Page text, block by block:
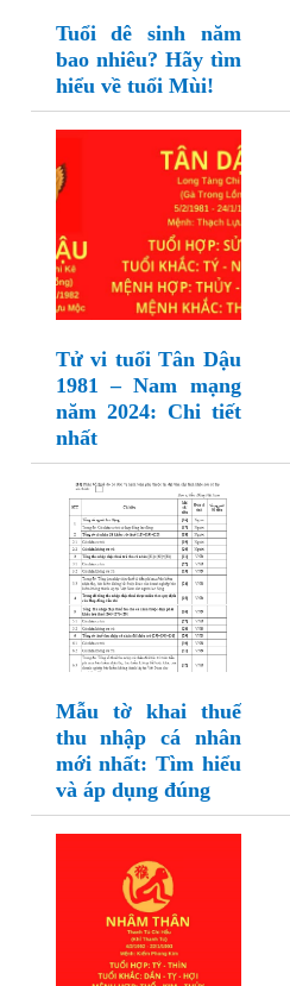
Tuổi dê sinh năm
bao nhiêu? Hãy tìm
hiểu về tuổi Mùi!
Tử vi tuổi Tân Dậu
1981 – Nam mạng
năm 2024: Chi tiết
nhất
Mẫu tờ khai thuế
thu nhập cá nhân
mới nhất: Tìm hiểu
và áp dụng đúng